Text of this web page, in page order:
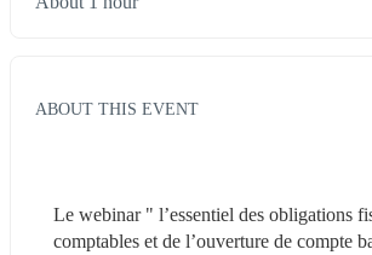
ABOUT THIS EVENT
Le webinar " l’essentiel des obligations
comptables et de l’ouverture de compte